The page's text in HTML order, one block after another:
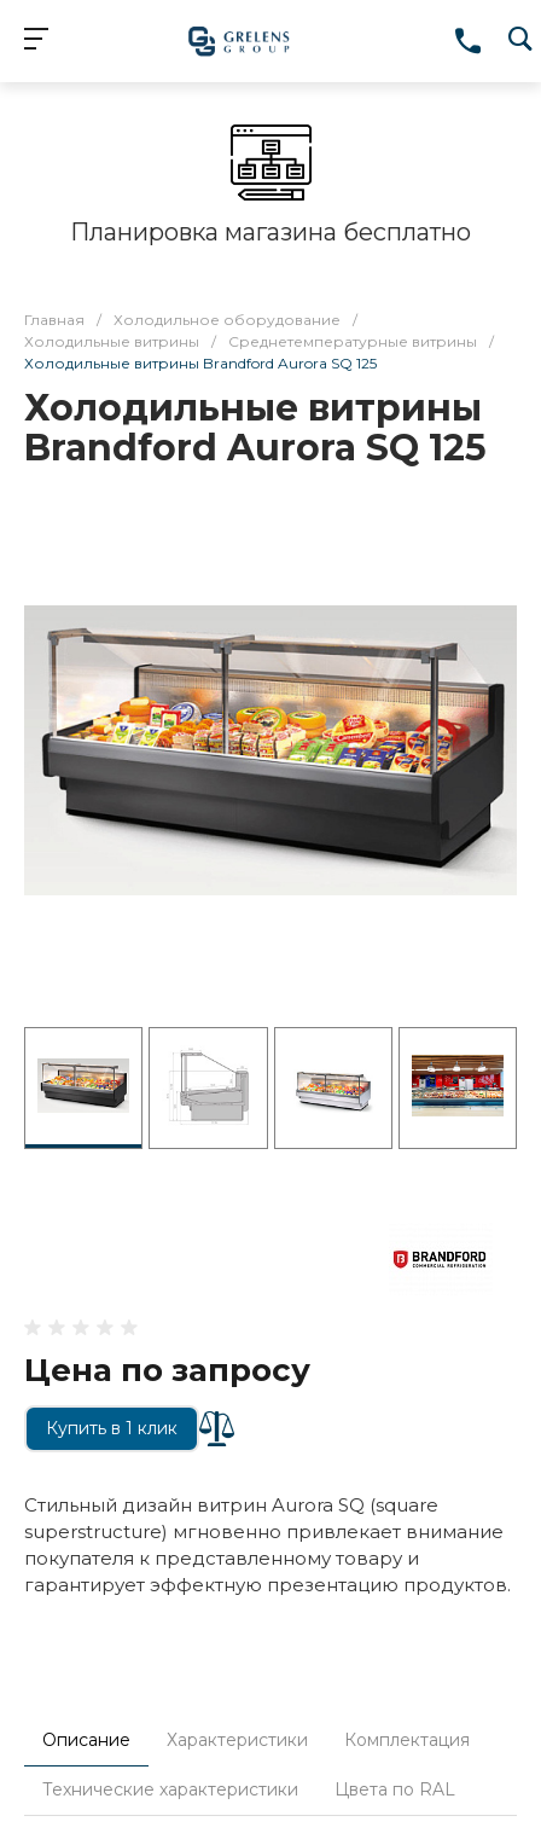
Планировка магазина бесплатно
Главная / Холодильное оборудование
/
Холодильные витрины
/ Среднетемпературные витрины
/
Холодильные витрины Brandford Aurora SQ 125
Холодильные витрины
Brandford Aurora SQ 125
Цена по запросу
Купить в 1 клик
Стильный дизайн витрин Aurora SQ (square
superstructure) мгновенно привлекает внимание
покупателя к представленному товару и
гарантирует эффектную презентацию продуктов.
Описание Характеристики Комплектация
Технические характеристики Цвета по RAL